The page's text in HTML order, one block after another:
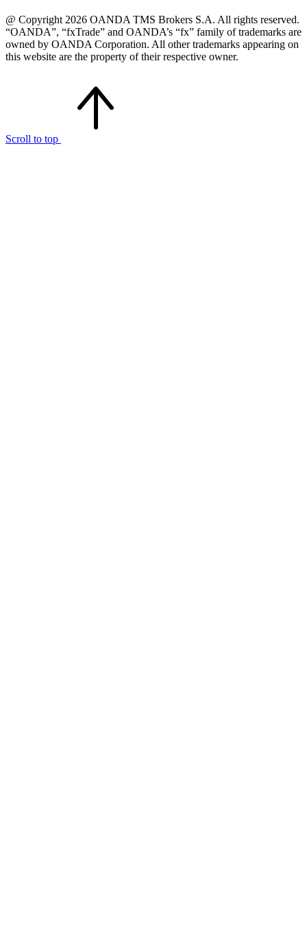
@ Copyright 2026 OANDA TMS Brokers S.A. All rights reserved.
“OANDA”, “fxTrade” and OANDA’s “fx” family of trademarks are
owned by OANDA Corporation. All other trademarks appearing on
this website are the property of their respective owner.
Scroll to top